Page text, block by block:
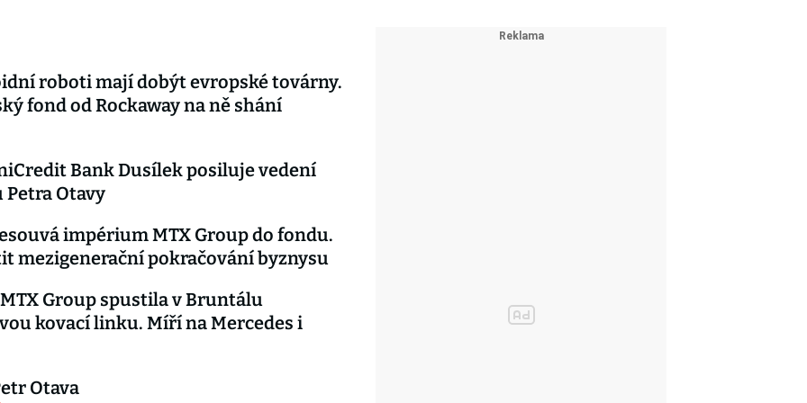
roboti mají dobýt evropské továrny.
fond od Rockaway na ně shání
Bank Dusílek posiluje vedení
Otavy
impérium MTX Group do fondu.
mezigenerační pokračování byznysu
Group spustila v Bruntálu
kovací linku. Míří na Mercedes i
Otava